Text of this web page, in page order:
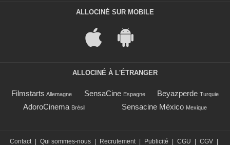
ALLOCINÉ SUR MOBILE
ALLOCINÉ À L'ÉTRANGER
Filmstarts Allemagne SensaCine Espagne Beyazperde Turquie
AdoroCinema Brésil Sensacine México Mexique
Contact | Qui sommes-nous | Recrutement | Publicité | CGU | CGV |